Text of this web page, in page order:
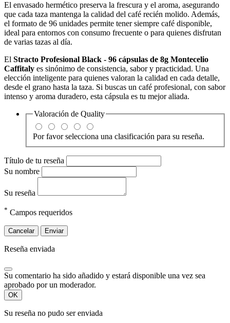
El envasado hermético preserva la frescura y el aroma, asegurando
que cada taza mantenga la calidad del café recién molido. Además,
el formato de 96 unidades permite tenersiempre café disponible,
ideal para entornos con consumo frecuente o para quienes disfrutan
de varias tazas al día.
El Stracto Profesional Black - 96 cápsulas de 8g Montecelio
Caffitaly es sinónimo de consistencia, sabory practicidad. Una
elección inteligente para quienes valoran la calidad en cada detalle,
desde el grano hasta la taza. Si buscas un café profesional, con sabor
intenso y aroma duradero, esta cápsula es tu mejoraliada.
Valoración de Quality
Por favor selecciona una clasificación para su reseña.
Título de tu reseña
Su nombre
Su reseña
* Campos requeridos
Cancelar Enviar
Reseña enviada
Su comentario ha sido añadido y estará disponible una vez sea
aprobado por un moderador.
OK
Su reseña no pudo ser enviada